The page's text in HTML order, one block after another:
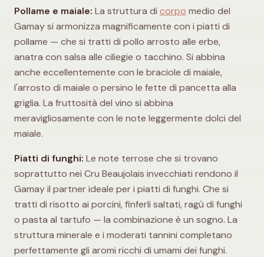
Pollame e maiale: La struttura di corpo medio del
Gamay si armonizza magnificamente con i piatti di
pollame — che si tratti di pollo arrosto alle erbe,
anatra con salsa alle ciliegie o tacchino. Si abbina
anche eccellentemente con le braciole di maiale,
l'arrosto di maiale o persino le fette di pancetta alla
griglia. La fruttosità del vino si abbina
meravigliosamente con le note leggermente dolci del
maiale.
Piatti di funghi: Le note terrose che si trovano
soprattutto nei Cru Beaujolais invecchiati rendono il
Gamay il partner ideale per i piatti di funghi. Che si
tratti di risotto ai porcini, finferli saltati, ragù di funghi
o pasta al tartufo — la combinazione è un sogno. La
struttura minerale e i moderati tannini completano
perfettamente gli aromi ricchi di umami dei funghi.